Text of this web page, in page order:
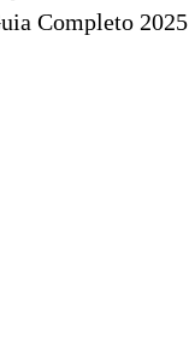
Completo 2025